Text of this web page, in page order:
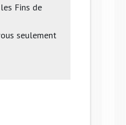
Fins de
seulement